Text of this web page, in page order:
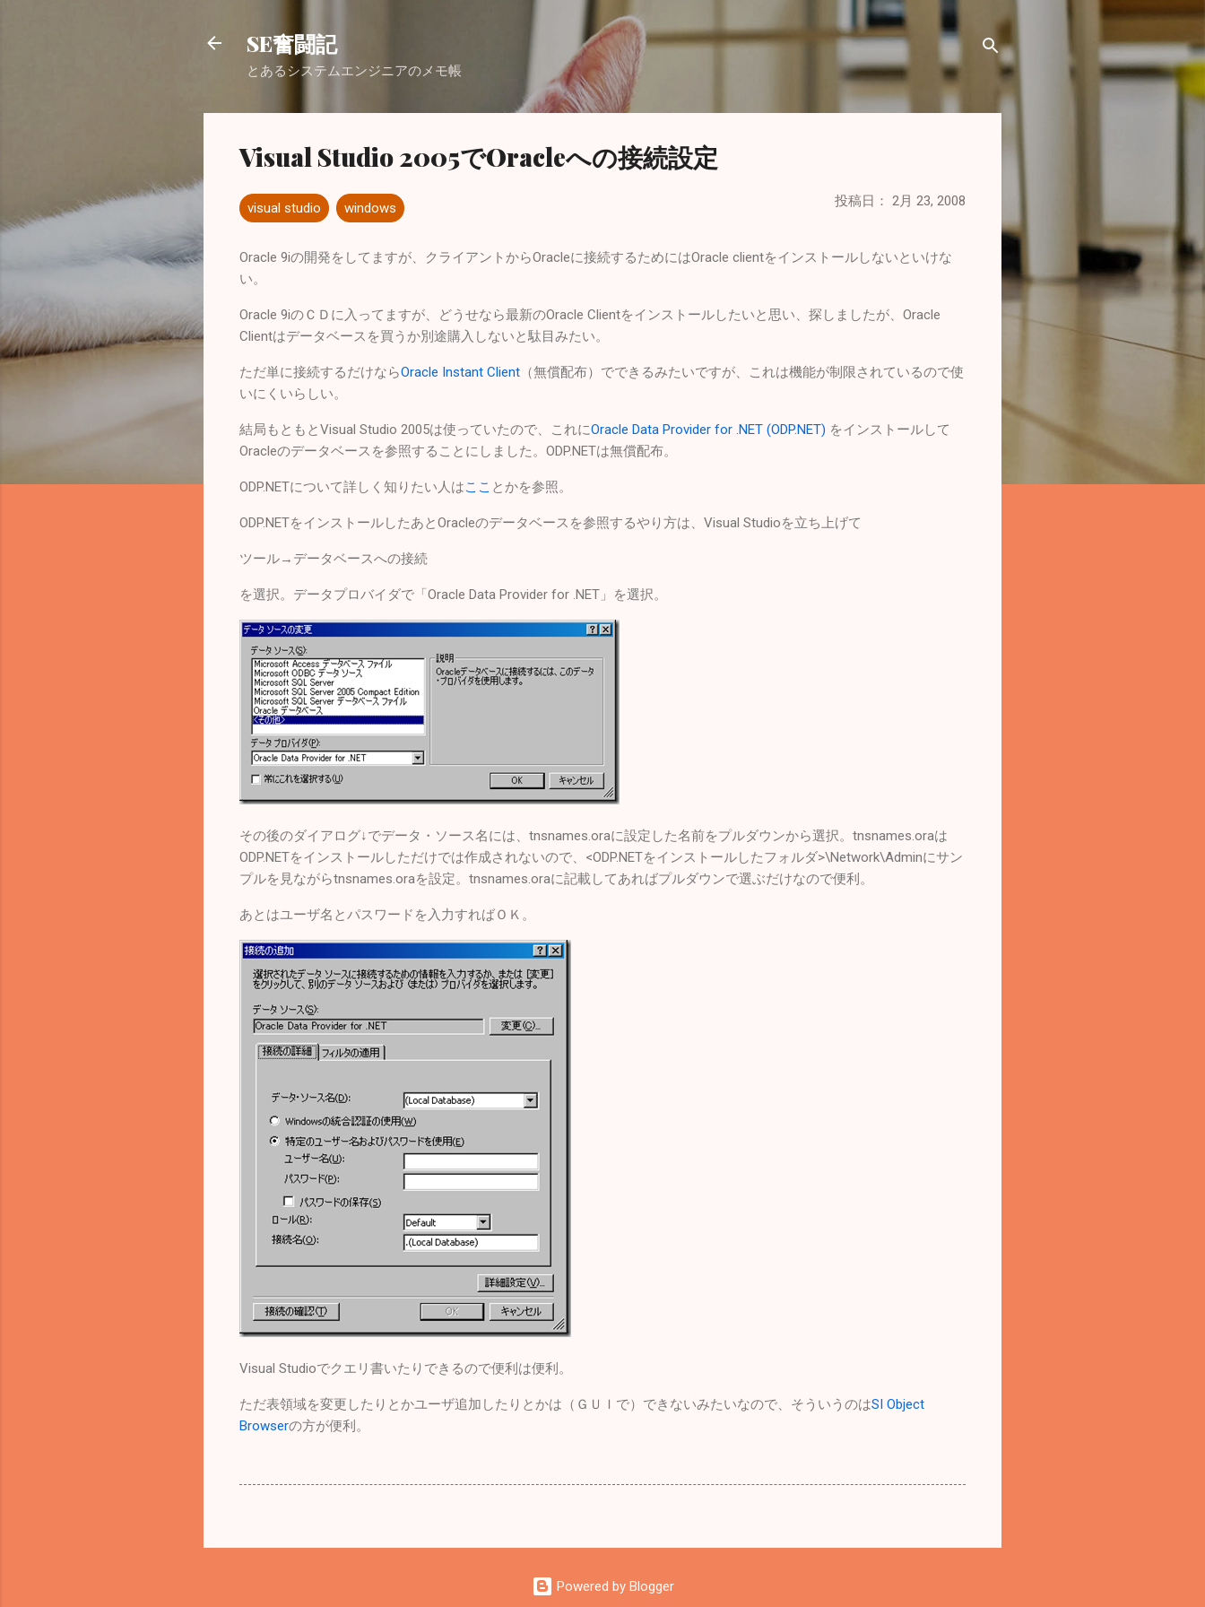
スキップしてメイン コンテンツに移動
SE奮闘記
とあるシステムエンジニアのメモ帳
Visual Studio 2005でOracleへの接続設定
visual studio windows 投稿日： 2月 23, 2008
Oracle 9iの開発をしてますが、クライアントからOracleに接続するためにはOracle clientをインストールしないといけな
い。
Oracle 9iのＣＤに入ってますが、どうせなら最新のOracle Clientをインストールしたいと思い、探しましたが、Oracle
Clientはデータベースを買うか別途購入しないと駄目みたい。
ただ単に接続するだけならOracle Instant Client （無償配布）でできるみたいですが、これは機能が制限されているので使
いにくいらしい。
結局もともとVisual Studio 2005は使っていたので、これにOracle Data Provider for .NET (ODP.NET) をインストールして
Oracleのデータベースを参照することにしました。ODP.NETは無償配布。
ODP.NETについて詳しく知りたい人はここ とかを参照。
ODP.NETをインストールしたあとOracleのデータベースを参照するやり方は、Visual Studioを立ち上げて
ツール→データベースへの接続
を選択。データプロバイダで「Oracle Data Provider for .NET」を選択。
その後のダイアログ↓でデータ・ソース名には、tnsnames.oraに設定した名前をプルダウンから選択。tnsnames.oraは
ODP.NETをインストールしただけでは作成されないので、<ODP.NETをインストールしたフォルダ>\Network\Adminにサン
プルを見ながらtnsnames.oraを設定。tnsnames.oraに記載してあればプルダウンで選ぶだけなので便利。
あとはユーザ名とパスワードを入力すればＯＫ。
Visual Studioでクエリ書いたりできるので便利は便利。
ただ表領域を変更したりとかユーザ追加したりとかは（ＧＵＩで）できないみたいなので、そういうのはSI Object
Browserの方が便利。
Powered by Blogger